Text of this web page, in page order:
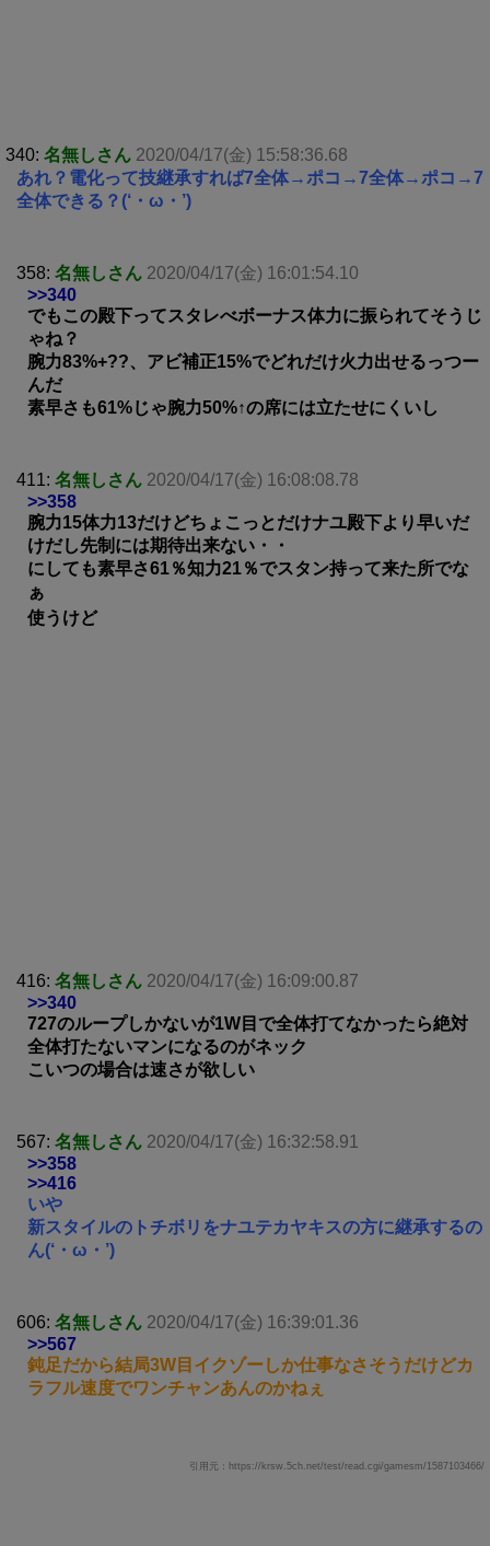
340: 名無しさん 2020/04/17(金) 15:58:36.68
あれ？電化って技継承すれば7全体→ポコ→7全体→ポコ→7
全体できる？(‘・ω・’)
358: 名無しさん 2020/04/17(金) 16:01:54.10
>>340
でもこの殿下ってスタレべボーナス体力に振られてそうじ
ゃね？
腕力83%+??、アビ補正15%でどれだけ火力出せるっつー
んだ
素早さも61%じゃ腕力50%↑の席には立たせにくいし
411: 名無しさん 2020/04/17(金) 16:08:08.78
>>358
腕力15体力13だけどちょこっとだけナユ殿下より早いだ
けだし先制には期待出来ない・・
にしても素早さ61％知力21％でスタン持って来た所でな
ぁ
使うけど
416: 名無しさん 2020/04/17(金) 16:09:00.87
>>340
727のループしかないが1W目で全体打てなかったら絶対
全体打たないマンになるのがネック
こいつの場合は速さが欲しい
567: 名無しさん 2020/04/17(金) 16:32:58.91
>>358
>>416
いや
新スタイルのトチボリをナユテカヤキスの方に継承するの
ん(‘・ω・’)
606: 名無しさん 2020/04/17(金) 16:39:01.36
>>567
鈍足だから結局3W目イクゾーしか仕事なさそうだけどカ
ラフル速度でワンチャンあんのかねぇ
引用元：https://krsw.5ch.net/test/read.cgi/gamesm/1587103466/